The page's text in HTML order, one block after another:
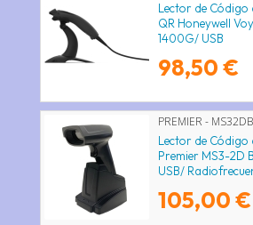
Lector de Código
QR Honeywell
1400G/ USB
98,50 €
PREMIER -
Lector de Código
Premier MS3-2D
USB/
105,00 €